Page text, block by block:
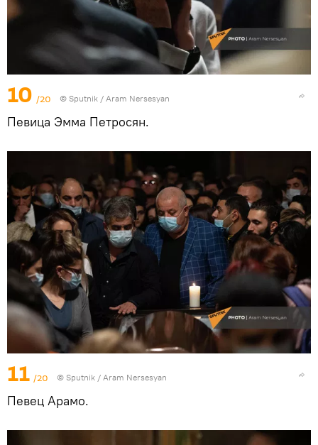
10 /20 © Sputnik / Aram Nersesyan
Певица Эмма Петросян.
11 /20 © Sputnik / Aram Nersesyan
Певец Арамо.